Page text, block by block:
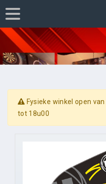
Fysieke winkel open
tot 18u00